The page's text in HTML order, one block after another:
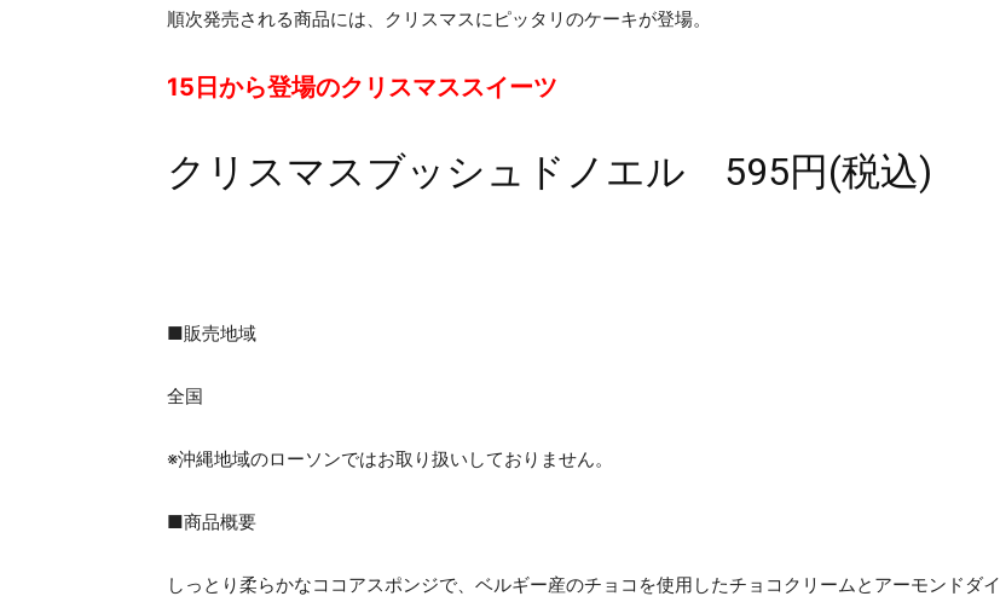
順次発売される商品には、クリスマスにピッタリのケーキが登場。
15日から登場のクリスマススイーツ
クリスマスブッシュドノエル 595円(税込)
■販売地域
全国
※沖縄地域のローソンではお取り扱いしておりません。
■商品概要
しっとり柔らかなココアスポンジで、ベルギー産のチョコを使用したチョコクリームとアーモンドダイ